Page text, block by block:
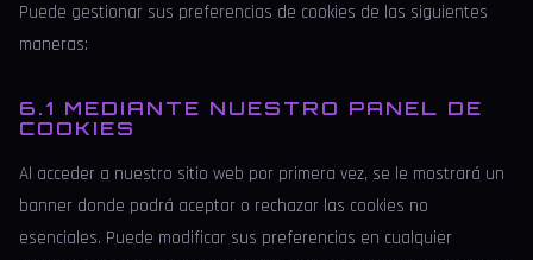
Puede gestionar sus preferencias de cookies de las siguientes
maneras:
6.1 MEDIANTE NUESTRO PANEL DE
COOKIES
Al acceder a nuestro sitio web por primera vez, se le mostrará un
banner donde podrá aceptar o rechazar las cookies no
esenciales. Puede modificar sus preferencias en cualquier